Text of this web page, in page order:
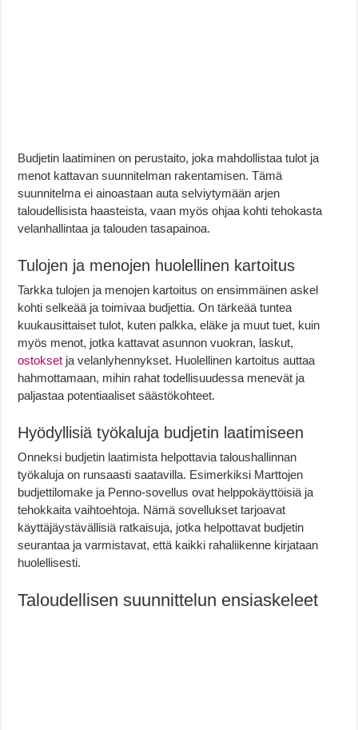
Budjetin laatiminen on perustaito, joka mahdollistaa tulot ja
menot kattavan suunnitelman rakentamisen. Tämä
suunnitelma ei ainoastaan auta selviytymään arjen
taloudellisista haasteista, vaan myös ohjaa kohti tehokasta
velanhallintaa ja talouden tasapainoa.
Tulojen ja menojen huolellinen kartoitus
Tarkka tulojen ja menojen kartoitus on ensimmäinen askel
kohti selkeää ja toimivaa budjettia. On tärkeää tuntea
kuukausittaiset tulot, kuten palkka, eläke ja muut tuet, kuin
myös menot, jotka kattavat asunnon vuokran, laskut,
ostokset ja velanlyhennykset. Huolellinen kartoitus auttaa
hahmottamaan, mihin rahat todellisuudessa menevät ja
paljastaa potentiaaliset säästökohteet.
Hyödyllisiä työkaluja budjetin laatimiseen
Onneksi budjetin laatimista helpottavia taloushallinnan
työkaluja on runsaasti saatavilla. Esimerkiksi Marttojen
budjettilomake ja Penno-sovellus ovat helppokäyttöisiä ja
tehokkaita vaihtoehtoja. Nämä sovellukset tarjoavat
käyttäjäystävällisiä ratkaisuja, jotka helpottavat budjetin
seurantaa ja varmistavat, että kaikki rahaliikenne kirjataan
huolellisesti.
Taloudellisen suunnittelun ensiaskeleet